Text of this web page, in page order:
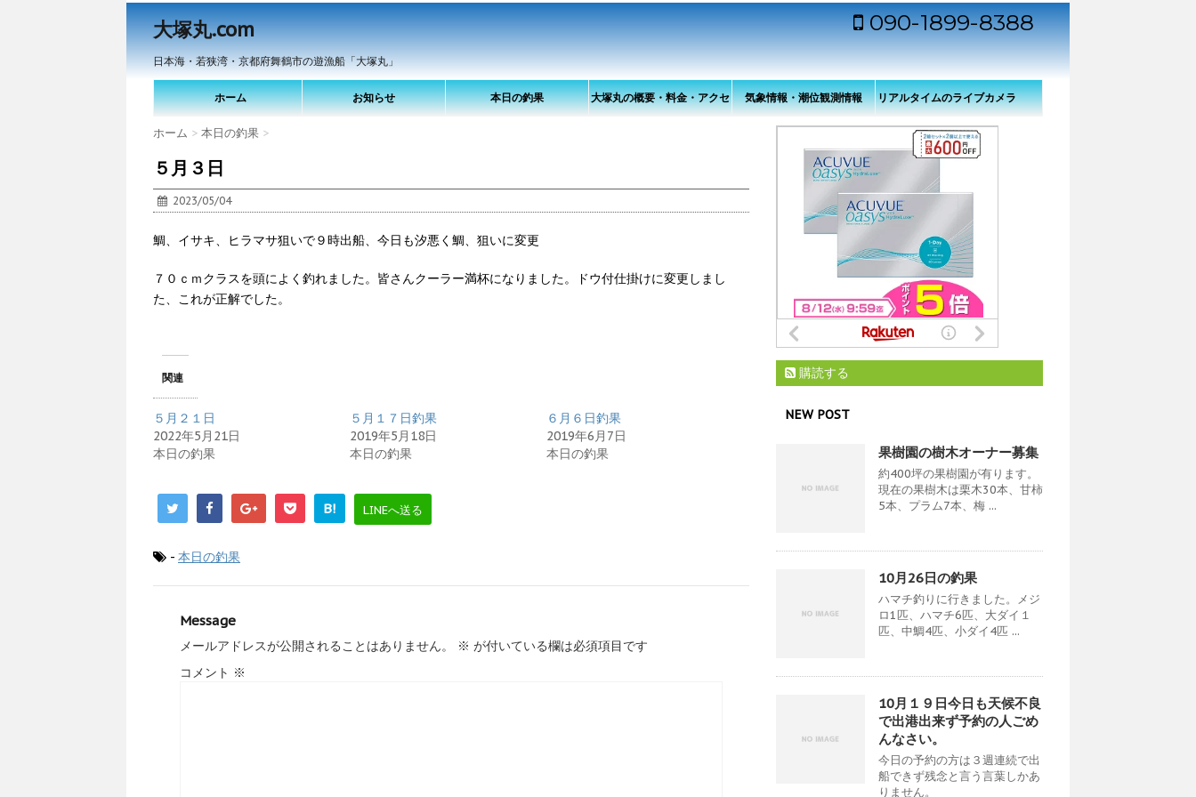
大塚丸.com
日本海・若狭湾・京都府舞鶴市の遊漁船「大塚丸」
090-1899-8388
ホーム お知らせ 本日の釣果 大塚丸の概要・料金・アクセ 気象情報・潮位観測情報 リアルタイムのライブカメラ
から見た舞鶴港（若狭湾）の
ホーム > 本日の釣果 >
５月３日
2023/05/04
鯛、イサキ、ヒラマサ狙いで９時出船、今日も汐悪く鯛、狙いに変更
７０ｃｍクラスを頭によく釣れました。皆さんクーラー満杯になりました。ドウ付仕掛けに変更しまし
た、これが正解でした。
関連
５月２１日
2022年5月21日
本日の釣果
５月１７日釣果
2019年5月18日
本日の釣果
６月６日釣果
2019年6月7日
本日の釣果
B! LINEへ送る
- 本日の釣果
Message
メールアドレスが公開されることはありません。 ※ が付いている欄は必須項目です
コメント ※
購読する
NEW POST
果樹園の樹木オーナー募集
約400坪の果樹園が有ります。
現在の果樹木は栗木30本、甘柿
5本、プラム7本、梅 ...
10月26日の釣果
ハマチ釣りに行きました。メジ
ロ1匹、ハマチ6匹、大ダイ１
匹、中鯛4匹、小ダイ4匹 ...
10月１９日今日も天候不良
で出港出来ず予約の人ごめ
んなさい。
今日の予約の方は３週連続で出
船できず残念と言う言葉しかあ
りません。